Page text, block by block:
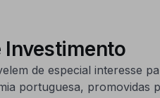
Investimento
de especial interesse
portuguesa, promovidas